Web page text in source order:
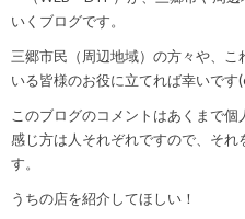
いくブログです。
三郷市民（周辺地域）の方々や、
いる皆様のお役に立てれば幸いで
このブログのコメントはあくまで個
感じ方は人それぞれですので、そ
す。
うちの店を紹介してほしい！